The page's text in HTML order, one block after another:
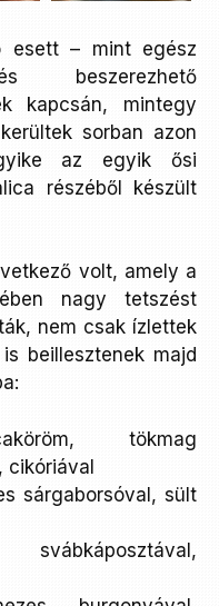
esett – mint egész
beszerezhető
kapcsán, mintegy
sorban azon
az egyik ősi
részéből készült
volt, amely a
nagy tetszést
nem csak ízlettek
beillesztenek majd
tökmag
cikóriával
sárgaborsóval, sült